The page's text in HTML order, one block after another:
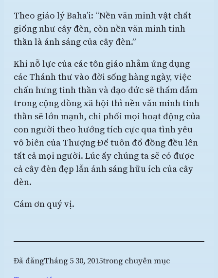
Theo giáo lý Baha’i: “Nền văn minh vật chất
giống như cây đèn, còn nền văn minh tinh
thần là ánh sáng của cây đèn.”
Khi nỗ lực của các tôn giáo nhằm ứng dụng
các Thánh thư vào đời sống hàng ngày, việc
chấn hưng tinh thần và đạo đức sẽ thấm đẫm
trong cộng đồng xã hội thì nền văn minh tinh
thần sẽ lớn mạnh, chi phối mọi hoạt động của
con người theo hướng tích cực qua tình yêu
vô biên của Thượng Đế tuôn đổ đồng đều lên
tất cả mọi người. Lúc ấy chúng ta sẽ có được
cả cây đèn đẹp lẫn ánh sáng hữu ích của cây
đèn.
Cám ơn quý vị.
Đã đăngTháng 5 30, 2015trong chuyên mục